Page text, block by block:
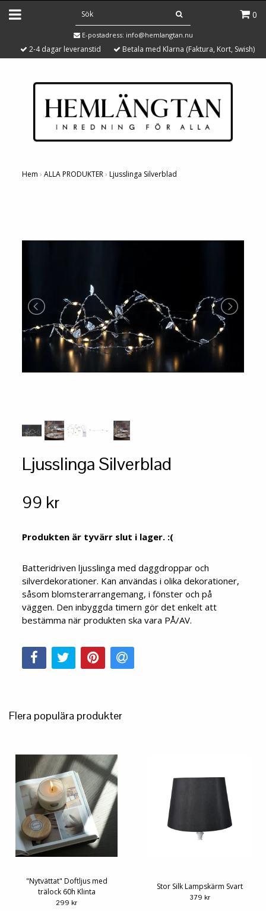
0
E-postadress: info@hemlangtan.nu
2-4 dagar leveranstid Betala med Klarna (Faktura, Kort, Swish)
Hem › ALLA PRODUKTER› Ljusslinga Silverblad
Ljusslinga Silverblad
99 kr
Produkten är tyvärr slut i lager. :(
Batteridriven ljusslinga med daggdroppar och
silverdekorationer. Kan användas i olika dekorationer,
såsom blomsterarrangemang, i fönster och på
väggen. Den inbyggda timern gör det enkelt att
bestämma när produkten ska vara PÅ/AV.
Flera populära produkter
"Nytvättat" Doftljus med
trälock 60h Klinta
299 kr
Stor Silk Lampskärm Svart
379 kr